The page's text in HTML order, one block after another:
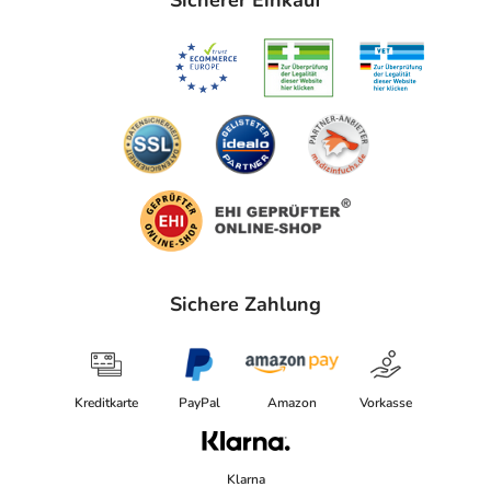
Sichere Zahlung
Kreditkarte PayPal Amazon Vorkasse
Klarna